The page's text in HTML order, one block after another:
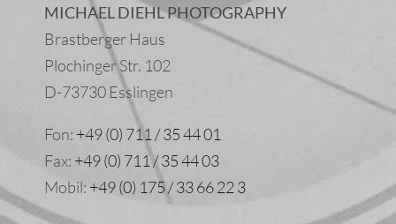
MICHAEL DIEHL PHOTOGRAPHY
Brastberger Haus
Plochinger Str. 102
D-73730 Esslingen
Fon: +49 (0) 711 / 35 44 01
Fax: +49 (0) 711 / 35 44 03
Mobil: +49 (0) 175 / 33 66 22 3